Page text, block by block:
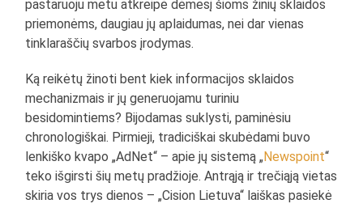
pastaruoju metu atkreipė dėmesį šioms žinių sklaidos
priemonėms, daugiau jų aplaidumas, nei dar vienas
tinklaraščių svarbos įrodymas.
Ką reikėtų žinoti bent kiek informacijos sklaidos
mechanizmais ir jų generuojamu turiniu
besidomintiems? Bijodamas suklysti, paminėsiu
chronologiškai. Pirmieji, tradiciškai skubėdami buvo
lenkiško kvapo „AdNet“ – apie jų sistemą „Newspoint“
teko išgirsti šių metų pradžioje. Antrąją ir trečiąją vietas
skiria vos trys dienos – „Cision Lietuva“ laiškas pasiekė